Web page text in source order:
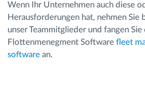
Wenn Ihr Unternehmen auch diese
Herausforderungen hat, nehmen Sie
unser Teammitglieder und fangen
Flottenmenegment Software fleet
software an.